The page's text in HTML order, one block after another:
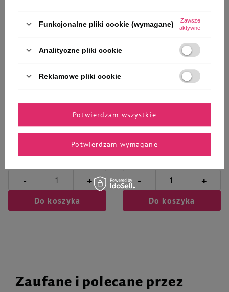
Ciebie i Twojego czworonoga
z królikiem i nagietkiem Dolina
Noteci Superfood Pasztet & Filet
8,94 zł 48,32 zł / kg
- +
Do koszyka
cielęciną i koprem włoskim
Dolina Noteci Superfood Pasztet
8,94 zł 48,32 zł / kg
- +
Do koszyka
Zaufane i polecane przez
Funkcjonalne pliki cookie (wymagane)
Zawsze
aktywne
Analityczne pliki cookie
Reklamowe pliki cookie
Potwierdzam wymagane
Potwierdzam wszystkie